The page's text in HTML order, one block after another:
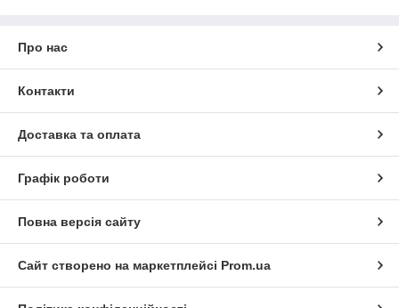
Про нас
Контакти
Доставка та оплата
Графік роботи
Повна версія сайту
Сайт створено на маркетплейсі Prom.ua